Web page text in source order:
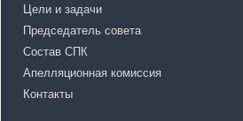
Цели и задачи
Председатель совета
Состав СПК
Апелляционная комиссия
Контакты